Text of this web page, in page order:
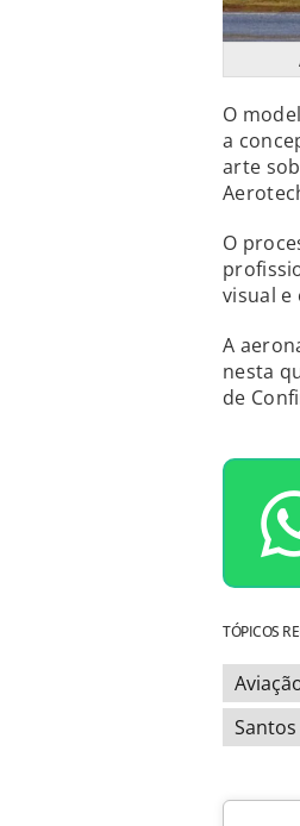
O
a
arte
O
visual e
A
nesta
de
TÓPICOS